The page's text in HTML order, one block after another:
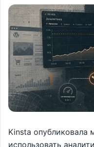
Kinsta опубликовала
использовать